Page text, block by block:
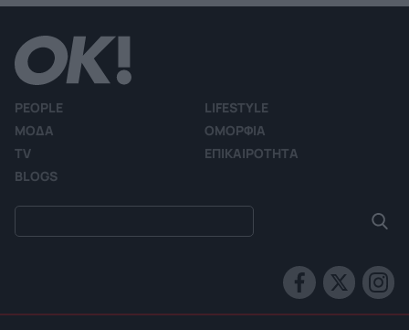
PEOPLE
LIFESTYLE
ΜΟΔΑ
ΟΜΟΡΦΙΑ
TV
ΕΠΙΚΑΙΡΟΤΗΤΑ
BLOGS